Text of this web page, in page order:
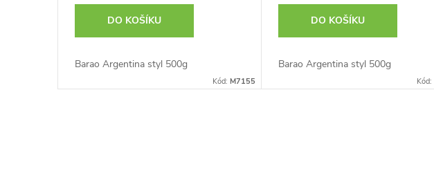
DO KOŠÍKU
Barao Argentina styl 500g
Kód: M7155
DO KOŠÍKU
Barao Argentina styl 500g
Kód: